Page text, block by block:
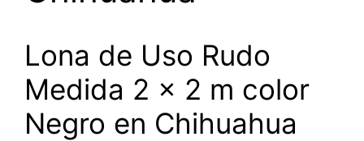
Lona de Uso Rudo
Medida 2 x 2 m color
Negro en Chihuahua